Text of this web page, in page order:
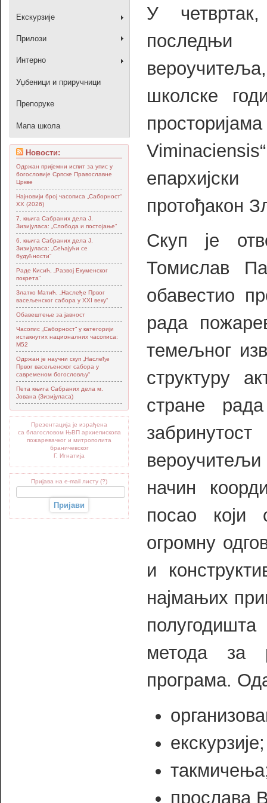
Екскурзије
Прилози
Интерно
Уџбеници и приручници
Препоруке
Мапа школа
Новости:
Одржан пријемни испит за упис у
богословије Српске Православне
Цркве
Најновији број часописа „Саборност“
XX (2026)
7. књига Сабраних дела Ј.
Зизијуласа: „Слобода и постојање“
6. књига Сабраних дела Ј.
Зизијуласа: „Сећајући се
будућности“
Раде Кисић, „Развој Екуменског
покрета“
Златко Матић, „Наслеђе Првог
васељенског сабора у XXI веку“
Обавештење за јавност
Часопис „Саборност“ у категорији
истакнутих националних часописа:
М52
Одржан је научни скуп „Наслеђе
Првог васељенског сабора у
савременом богословљу“
Пета књига Сабраних дела м.
Јована (Зизијуласа)
Презентација је израђена
са благословом ЊВП архиепископа
пожаревачког и митрополита
браничевског
Г. Игнатија
Пријава на e-mail листу (?)
У
последњи
школске
протођакон
Скуп је
Томислав
обавестио
рада
темељног
структуру
стране
начин
посао који
огромну
и
најмањих
метода за
програма.
екскурзије;
прослава